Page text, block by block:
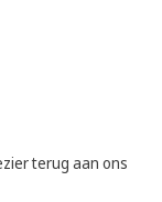
terug aan ons